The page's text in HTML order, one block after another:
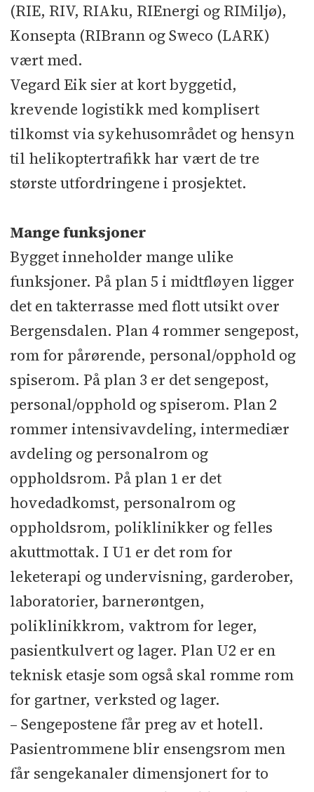
(RIE, RIV, RIAku, RIEnergi og RIMiljø),
Konsepta (RIBrann og Sweco (LARK)
vært med.
Vegard Eik sier at kort byggetid,
krevende logistikk med komplisert
tilkomst via sykehusområdet og hensyn
til helikoptertrafikk har vært de tre
største utfordringene i prosjektet.
Mange funksjoner
Bygget inneholder mange ulike
funksjoner. På plan 5 i midtfløyen ligger
det en takterrasse med flott utsikt over
Bergensdalen. Plan 4 rommer sengepost,
rom for pårørende, personal/opphold og
spiserom. På plan 3 er det sengepost,
personal/opphold og spiserom. Plan 2
rommer intensivavdeling, intermediær
avdeling og personalrom og
oppholdsrom. På plan 1 er det
hovedadkomst, personalrom og
oppholdsrom, poliklinikker og felles
akuttmottak. I U1 er det rom for
leketerapi og undervisning, garderober,
laboratorier, barnerøntgen,
poliklinikkrom, vaktrom for leger,
pasientkulvert og lager. Plan U2 er en
teknisk etasje som også skal romme rom
for gartner, verksted og lager.
– Sengepostene får preg av et hotell.
Pasientrommene blir ensengsrom men
får sengekanaler dimensjonert for to